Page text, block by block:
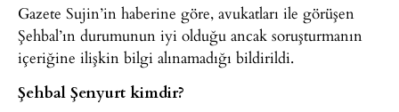
Gazete Sujin’in haberine göre, avukatları ile görüşen
Şehbal’ın durumunun iyi olduğu ancak soruşturmanın
içeriğine ilişkin bilgi alınamadığı bildirildi.
Şehbal Şenyurt kimdir?